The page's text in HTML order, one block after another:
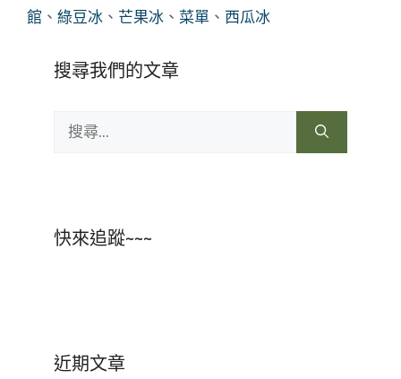
館 、 綠豆冰 、 芒果冰 、 菜單 、 西瓜冰
搜尋我們的文章
尋:
快來追蹤~~~
近期文章